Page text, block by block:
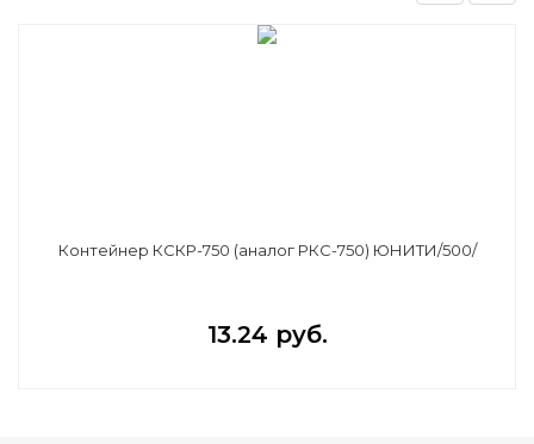
Контейнер КСКР-750 (аналог РКС-750) ЮНИТИ/500/
13.24 руб.